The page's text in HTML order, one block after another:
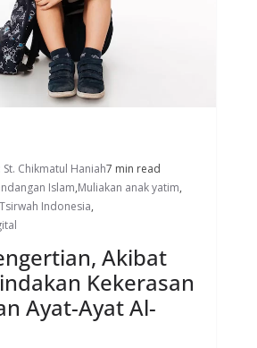
St. Chikmatul Haniah7 min read
Islam,Muliakan anak yatim,
Tsirwah Indonesia,
Akibat
Kekerasan
Ayat-Ayat Al-